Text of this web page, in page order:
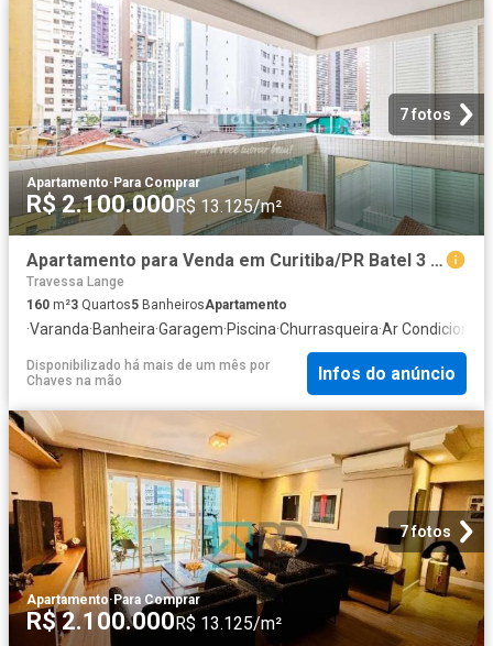
7 fotos
Apartamento·Para Comprar
R$ 2.100.000R$ 13.125/m²
Apartamento para Venda em Curitiba/PR Batel 3 Quartos
Travessa Lange
160 m²3 Quartos5 BanheirosApartamento
·Varanda·Banheira·Garagem·Piscina·Churrasqueira·Ar
Disponibilizado há mais de um mês por
Chaves na mão
Infos do anúncio
7 fotos
Apartamento·Para Comprar
R$ 2.100.000R$ 13.125/m²